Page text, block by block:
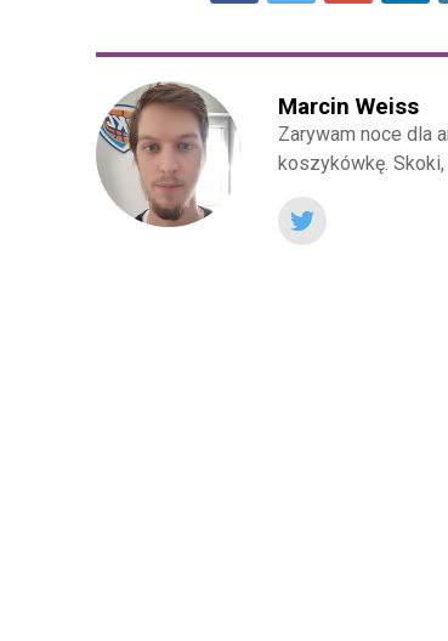
Marcin Weiss
Zarywam noce dla
koszykówkę.